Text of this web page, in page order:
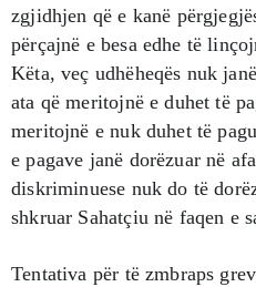
zgjidhjen që e kanë
përçajnë e besa edhe të
Këta, veç udhëheqës nuk
ata që meritojnë e duhet të
meritojnë e nuk duhet të
e pagave janë dorëzuar në
diskriminuese nuk do të
shkruar Sahatçiu në faqen e
Tentativa për të zmbraps